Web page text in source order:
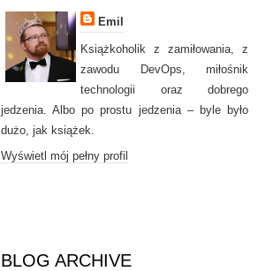
Emil
Książkoholik z zamiłowania, z
zawodu DevOps, miłośnik
technologii oraz dobrego
jedzenia. Albo po prostu jedzenia – byle było
dużo, jak książek.
Wyświetl mój pełny profil
BLOG ARCHIVE